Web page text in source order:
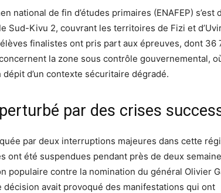
national de fin d’études primaires (ENAFEP) s’est
Sud-Kivu 2, couvrant les territoires de Fizi et
finalistes ont pris part aux épreuves, dont 36
la zone sous contrôle gouvernemental,
d’un contexte sécuritaire dégradé.
par des crises
par deux interruptions majeures dans cette
ont été suspendues pendant près de deux
populaire contre la nomination du général Olivier
avait provoqué des manifestations qui ont